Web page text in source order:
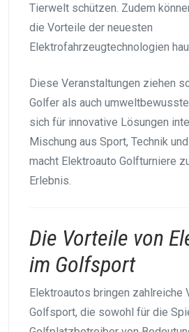
Tierwelt schützen. Zudem
die Vorteile der neuesten
Elektrofahrzeugtechnologien
Diese Veranstaltungen ziehen
Golfer als auch
sich für innovative Lösungen
Mischung aus Sport, Technik
macht Elektroauto Golfturniere
Erlebnis.
Die Vorteile von
im Golfsport
Elektroautos bringen zahlreiche
Golfsport, die sowohl für die